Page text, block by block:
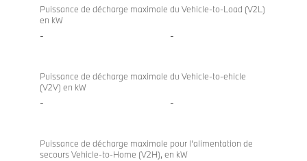
directional
charging
xDrive60
Puissance de décharge maximale du Vehicle-to-Load (V2L)
en kW
- -
Puissance de décharge maximale du Vehicle-to-ehicle
(V2V) en kW
- -
Puissance de décharge maximale pour l’alimentation de
secours Vehicle-to-Home (V2H), en kW